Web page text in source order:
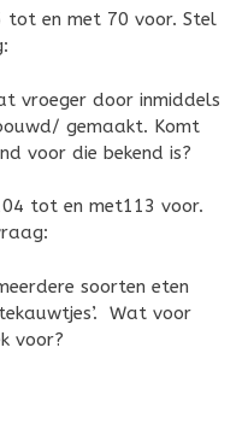
tot en met 70 voor. Stel
vroeger door inmiddels
gemaakt. Komt
voor die bekend is?
tot en met113 voor.
soorten eten
Wat voor
voor?